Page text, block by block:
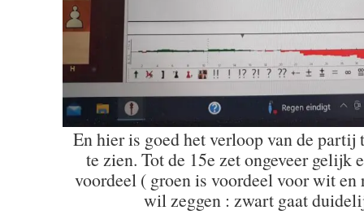
En hier is goed het verloop van de partij
te zien. Tot de 15e zet ongeveer gelijk
voordeel ( groen is voordeel voor wit en
wil zeggen : zwart gaat